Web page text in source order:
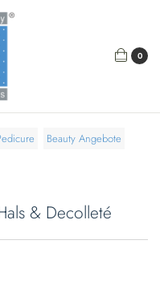
0
Beauty Angebote
& Decolleté